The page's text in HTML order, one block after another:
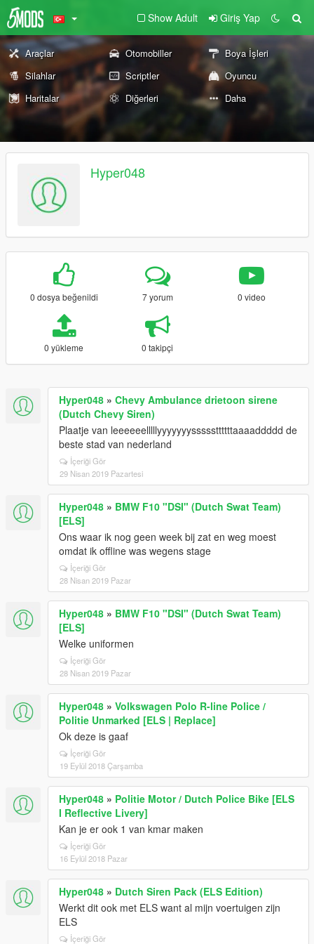
Show Adult Giriş Yap
Araçlar Otomobiller
Boya İşleri
Silahlar
Scriptler
Oyuncu
Haritalar
Diğerleri Daha
Hyper048
0 dosya beğenildi 7 yorum 0 video
0 yükleme 0 takipçi
Hyper048 » Chevy Ambulance drietoon sirene
(Dutch Chevy Siren)
Plaatje van leeeeeelllllyyyyyyysssssttttttaaaaddddd de
beste stad van nederland
İçeriği Gör
29 Nisan 2019 Pazartesi
Hyper048 » BMW F10 "DSI" (Dutch Swat Team)
[ELS]
Ons waar ik nog geen week bij zat en weg moest
omdat ik offline was wegens stage
İçeriği Gör
28 Nisan 2019 Pazar
Hyper048 » BMW F10 "DSI" (Dutch Swat Team)
[ELS]
Welke uniformen
İçeriği Gör
28 Nisan 2019 Pazar
Hyper048 » Volkswagen Polo R-line Police /
Politie Unmarked [ELS | Replace]
Ok deze is gaaf
İçeriği Gör
19 Eylül 2018 Çarşamba
Hyper048 » Politie Motor / Dutch Police Bike [ELS
I Reflective Livery]
Kan je er ook 1 van kmar maken
İçeriği Gör
16 Eylül 2018 Pazar
Hyper048 » Dutch Siren Pack (ELS Edition)
Werkt dit ook met ELS want al mijn voertuigen zijn
ELS
İçeriği Gör